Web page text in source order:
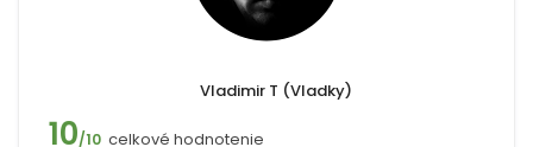
Vladimir T (Vladky)
10/10 celkové hodnotenie